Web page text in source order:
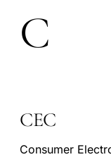
C
CEC
Consumer